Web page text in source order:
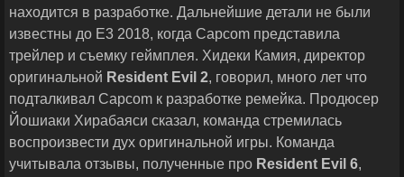
находится в разработке. Дальнейшие детали не были
известны до E3 2018, когда Capcom представила
трейлер и съемку геймплея. Хидеки Камия, директор
оригинальной Resident Evil 2, говорил, много лет что
подталкивал Capcom к разработке ремейка. Продюсер
Йошиаки Хирабаяси сказал, команда стремилась
воспроизвести дух оригинальной игры. Команда
учитывала отзывы, полученные про Resident Evil 6,